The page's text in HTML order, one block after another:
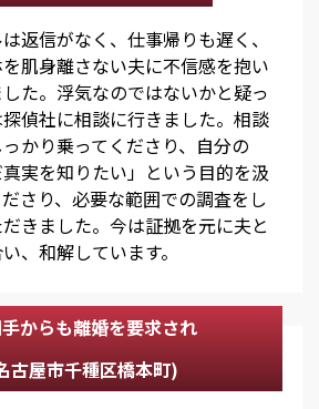
返信がなく、仕事帰りも遅く、
肌身離さない夫に不信感を抱い
た。浮気なのではないかと疑っ
偵社に相談に行きました。相談
かり乗ってくださり、自分の
真実を知りたい」という目的を汲
さり、必要な範囲での調査をし
きました。今は証拠を元に夫と
、和解しています。
からも離婚を要求され
古屋市千種区橋本町)